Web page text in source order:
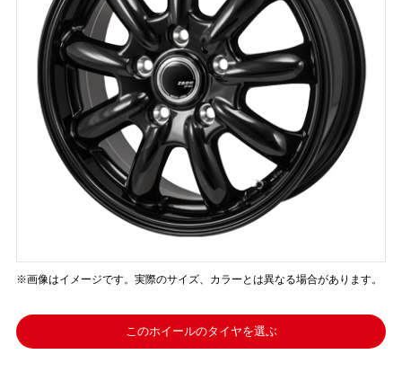
※画像はイメージです。実際のサイズ、カラーとは異なる場合があります。
このホイールのタイヤを選ぶ